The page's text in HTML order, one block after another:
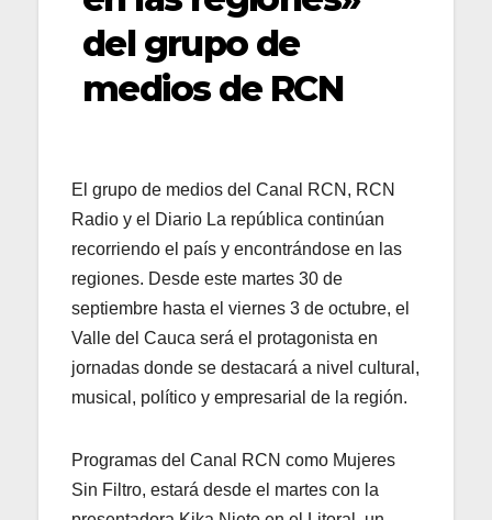
del grupo de
medios de RCN
El grupo de medios del Canal RCN, RCN
Radio y el Diario La república continúan
recorriendo el país y encontrándose en las
regiones. Desde este martes 30 de
septiembre hasta el viernes 3 de octubre, el
Valle del Cauca será el protagonista en
jornadas donde se destacará a nivel cultural,
musical, político y empresarial de la región.
Programas del Canal RCN como Mujeres
Sin Filtro, estará desde el martes con la